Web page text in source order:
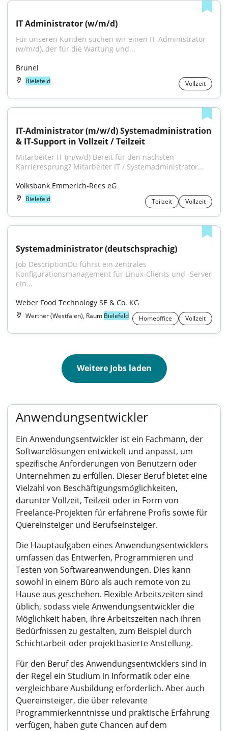
IT Administrator (w/m/d)
Für unseren Kunden suchen wir einen IT-Administrator
(w/m/d), der für die Wartung und...
Brunel
Bielefeld Vollzeit
IT-Administrator (m/w/d) Systemadministration
& IT-Support in Vollzeit / Teilzeit
Mitarbeiter IT (m/w/d) Bereit für den nächsten
Karrieresprung? Mitarbeiter IT / Systemadministrator...
Volksbank Emmerich-Rees eG
Bielefeld Teilzeit Vollzeit
Systemadministrator (deutschsprachig)
Job DescriptionDu führst ein zentrales
Konfigurationsmanagement für Linux‐Clients und ‐Server
ein...
Weber Food Technology SE & Co. KG
Werther (Westfalen), Raum Bielefeld Homeoffice Vollzeit
Weitere Jobs laden
Anwendungsentwickler
Ein Anwendungsentwickler ist ein Fachmann, der
Softwarelösungen entwickelt und anpasst, um
spezifische Anforderungen von Benutzern oder
Unternehmen zu erfüllen. Dieser Beruf bietet eine
Vielzahl von Beschäftigungsmöglichkeiten,
darunter Vollzeit, Teilzeit oder in Form von
Freelance-Projekten für erfahrene Profis sowie für
Quereinsteiger und Berufseinsteiger.
Die Hauptaufgaben eines Anwendungsentwicklers
umfassen das Entwerfen, Programmieren und
Testen von Softwareanwendungen. Dies kann
sowohl in einem Büro als auch remote von zu
Hause aus geschehen. Flexible Arbeitszeiten sind
üblich, sodass viele Anwendungsentwickler die
Möglichkeit haben, ihre Arbeitszeiten nach ihren
Bedürfnissen zu gestalten, zum Beispiel durch
Schichtarbeit oder projektbasierte Anstellung.
Für den Beruf des Anwendungsentwicklers sind in
der Regel ein Studium in Informatik oder eine
vergleichbare Ausbildung erforderlich. Aber auch
Quereinsteiger, die über relevante
Programmierkenntnisse und praktische Erfahrung
verfügen, haben gute Chancen auf dem